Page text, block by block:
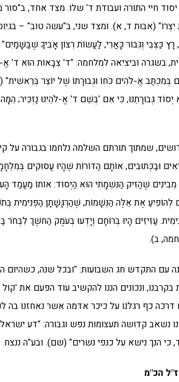
חיי התורה ועבודת ד' שלו. מצד אחד,
יִצְרוֹ" (אבות ד, א). ומצד שני, ב"עשה טוב" –
רָץ כַּצְּבִי וְגִבּוֹר כָּאֲרִי, לַעֲשׂוֹת רְצוֹן אָבִיךָ
בשגרה וביציאה למלחמה: "ד' צְבָאוֹת הוּא ד'
בְּמִכְתַּב אֱ-לֹהִים כֹּחוֹ וּגְבוּרָתוֹ שֶׁל יוֹצֵר בְּרֵאשִׁית"
גְּבוּרָתֵנוּ, כִּי אִם 'בְּשֵׁם ד' אֱ-לֹהֵינוּ נַזְכִּיר; הֵמָּה
שמתוך תורתם השלמה נלחמו בגבורה על
וּבַכְּתוּבִים, אוֹתָם הַדּוֹרוֹת שֶׁהָיוּ עֲסוּקִים
מְבִינִים שֶׁהַזִּיק הַנִּשְׁמָתִי הוּא הַיְסוֹד: אוֹתוֹ מַעֲמַד
לְהוֹפִיעַ אֶת אֵלֶּה הַנְּשָׁמוֹת, שֶׁהַרְגָּשָׁתָן הַפְּנִימִית
עַזִּיזִים הָיוּ בְּרוּחָם וְיָדְעוּ בְּעֹמֶק הַחֹשֶׁךְ לִבְחֹר
ב).
עם התקדש חג השבועות: "ובכל שנה, כשהיום
ונכונים הננו להקשיב עוד הפעם את
כף רגלנו על כיכר אדמה אשר נאחזנו בה
הראיה ח"א עמ' 175). ממנו נשאב קדושה תעצומות נפש
הנך נישא על כנפי נשרים" (שם). ובע"ה ננצח.
הכ"מ